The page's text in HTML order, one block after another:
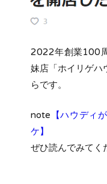
2022年創業100
妹店「ホイリゲハ
らです。
note 【ハウディ
ケ】
ぜひ読んでみてく